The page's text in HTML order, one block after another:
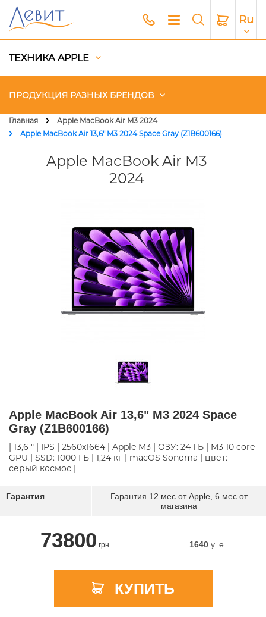
Ru
ТЕХНИКА APPLE
ПРОДУКЦИЯ РАЗНЫХ БРЕНДОВ
Чехлы
Акустика
Платный сервис Apple
Главная
Apple MacBook Air M3 2024
Apple MacBook Air 13,6" M3 2024 Space Gray (Z1B600166)
Apple MacBook Air M3
2024
Apple MacBook Air 13,6" M3 2024 Space
Gray (Z1B600166)
| 13,6 " | IPS | 2560x1664 | Apple M3 | ОЗУ: 24 ГБ | M3 10 core
GPU | SSD: 1000 ГБ | 1,24 кг | macOS Sonoma | цвет:
серый космос |
Гарантия
Гарантия 12 мес от Apple, 6 мес от
магазина
73800 грн 1640y. e.
КУПИТЬ